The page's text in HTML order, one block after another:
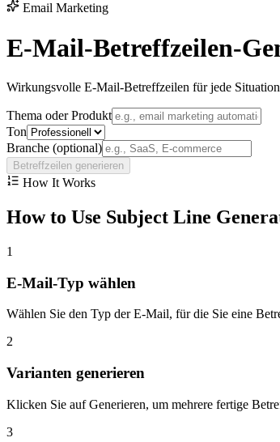
Email Marketing
E-Mail-Betreffzeilen-
Wirkungsvolle E-Mail-Betreffzeilen für jede
Thema oder Produkt
Ton
Branche (optional)
Betreffzeilen generieren
How It Works
How to Use Subject Line
1
E-Mail-Typ wählen
Wählen Sie den Typ der E-Mail, für die Sie eine
2
Varianten generieren
Klicken Sie auf Generieren, um mehrere fertige
3